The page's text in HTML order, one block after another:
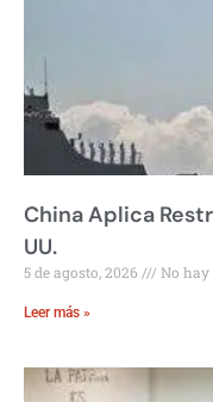
China Aplica
UU.
5 de agosto, 2026 No
Leer más »